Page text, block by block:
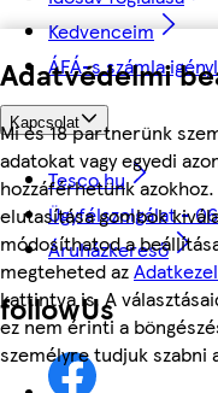
Adatvédelmi
Mi és 18 partnerünk
adatokat vagy egyedi
hozzáférhetünk
elutasítása gombok
módosíthatod a
megteheted az
kattintva is. A
ez nem érinti a
személyre tudjuk szabni
Kedvenceim
ÁFÁ-s számla
Kapcsolat
Tesco.hu
Ügyfélszolgálat -
Áruházkereső
followUs